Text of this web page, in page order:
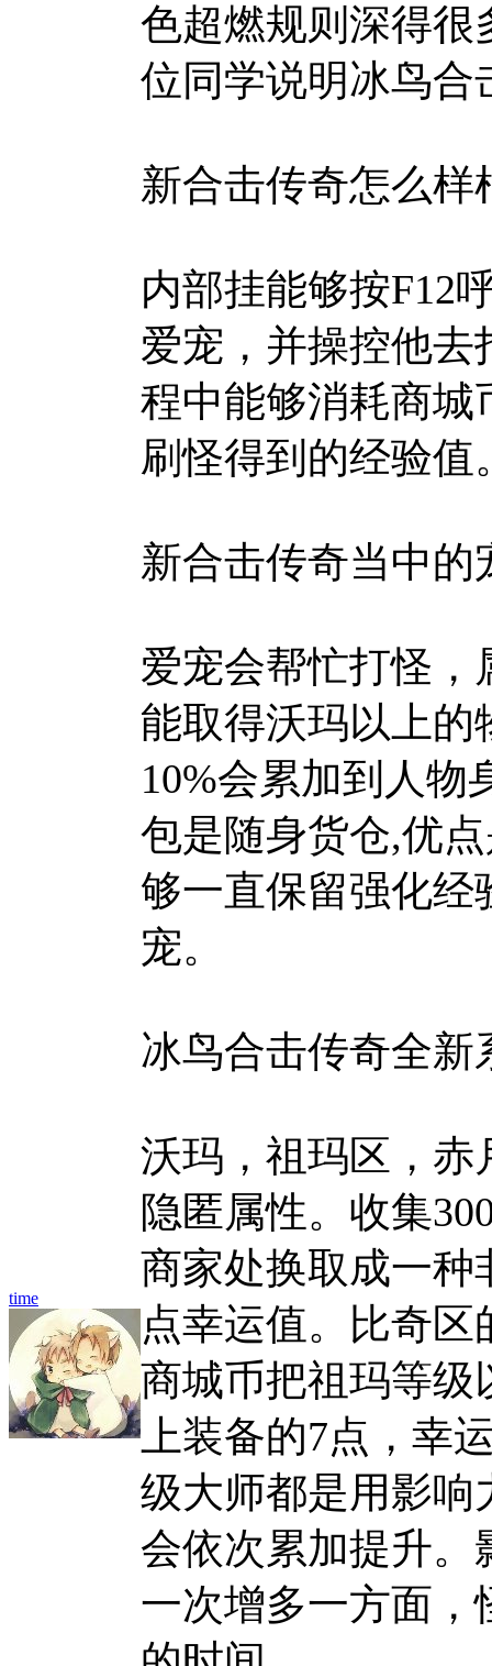
time
色超燃规则深得很
位同学说明冰鸟合
新合击传奇怎么
内部挂能够按F12
爱宠，并操控他去
程中能够消耗商城
刷怪得到的经验值
新合击传奇当中的
爱宠会帮忙打怪，
能取得沃玛以上的
10%会累加到人物
包是随身货仓,优
够一直保留强化经
宠。
冰鸟合击传奇全
沃玛，祖玛区，赤
隐匿属性。收集
商家处换取成一种
点幸运值。比奇区
商城币把祖玛等级
上装备的7点，幸
级大师都是用影响
会依次累加提升。
一次增多一方面，